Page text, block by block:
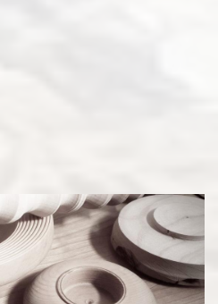
05 03 at 11 11 43 1